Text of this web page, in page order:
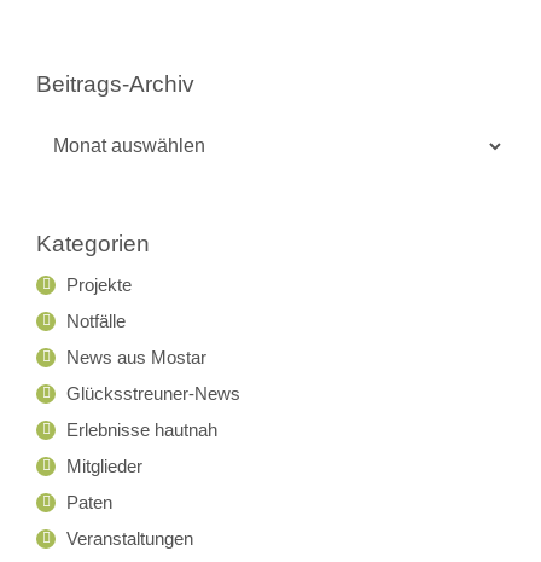
Beitrags-Archiv
Kategorien
Projekte
Notfälle
News aus Mostar
Glücksstreuner-News
Erlebnisse hautnah
Mitglieder
Paten
Veranstaltungen